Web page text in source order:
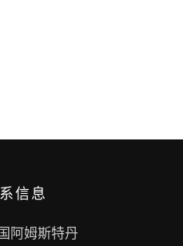
信息
阿姆斯特丹